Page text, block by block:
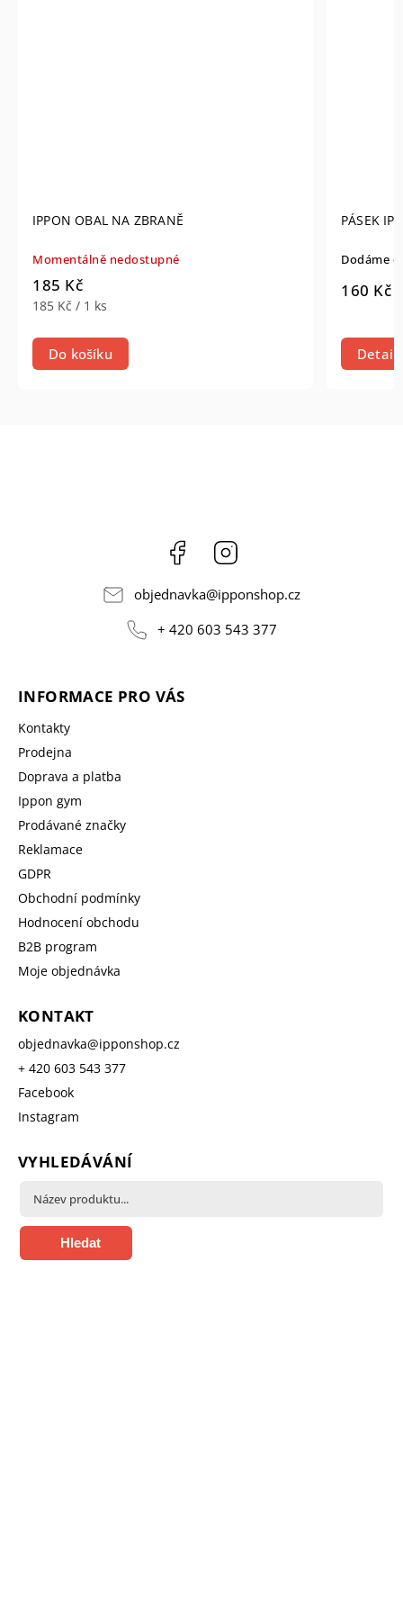
IPPON OBAL NA ZBRANĚ
Momentálně nedostupné
185 Kč
185 Kč / 1 ks
Do košíku
PÁSEK
Dodáme
160 Kč
Detail
Facebook
objednavka@ipponshop.cz
+ 420 603 543 377
INFORMACE PRO VÁS
Kontakty
Prodejna
Doprava a platba
Ippon gym
Prodávané značky
Reklamace
GDPR
Obchodní podmínky
Hodnocení obchodu
B2B program
Moje objednávka
KONTAKT
objednavka@ipponshop.cz
+ 420 603 543 377
Facebook
Instagram
VYHLEDÁVÁNÍ
Hledat